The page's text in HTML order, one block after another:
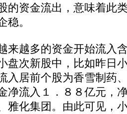
的资金流出，意味着此
稳。
越多的资金开始流入
盘次新股中，比如昨日
入居前个股为香雪制药
净流入１．８８亿元，
雅化集团。由此可见，